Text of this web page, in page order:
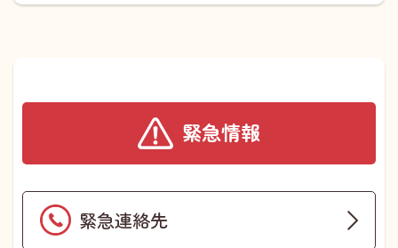
緊急情報
緊急連絡先